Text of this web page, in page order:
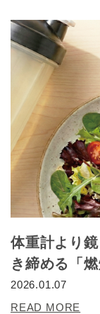
体重計より
き締める「
2026.01.07
READ MORE